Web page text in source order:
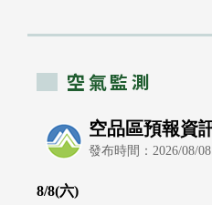
空氣監測